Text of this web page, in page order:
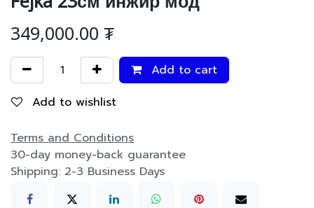
349,000.00₮
Add to cart
Add to wishlist
Terms and Conditions
30-day money-back guarantee
Shipping: 2-3 Business Days